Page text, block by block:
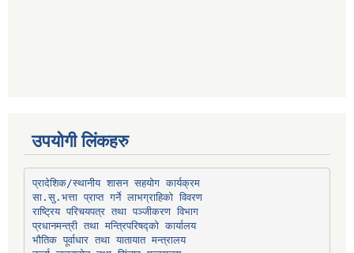
उपयोगी लिंकहरु
प्रादेशिक/स्थानीय शासन सहयोग कार्यक्रम
सा.सु.भत्ता प्राप्त गर्ने लाभग्राहिको विवरण
राष्ट्रिय परिचयपत्र तथा पञ्‍जीकरण विभाग
प्रधानमन्त्री तथा मन्त्रिपरिषद्को कार्यालय
भौतिक पूर्वाधार तथा यातायात मन्त्रालय